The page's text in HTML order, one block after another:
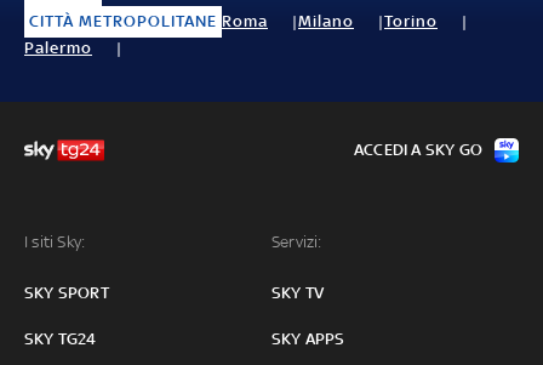
CITTÀ METROPOLITANE Roma Milano
Torino
Palermo
I siti Sky:
SKY SPORT
SKY TG24
Servizi:
SKY TV
SKY APPS
ACCEDI A SKY GO